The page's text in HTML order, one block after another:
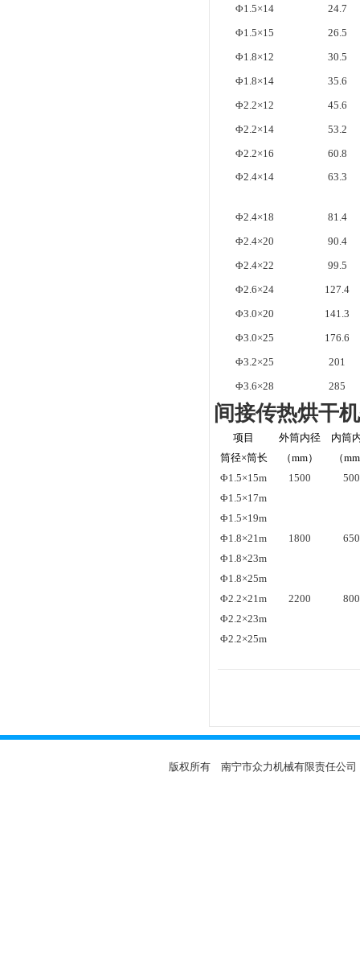
Φ1.5×14
24.7
Φ1.5×15
26.5
Φ1.8×12
30.5
Φ1.8×14
35.6
Φ2.2×12
45.6
Φ2.2×14
53.2
Φ2.2×16
60.8
Φ2.4×14
63.3
Φ2.4×18
81.4
Φ2.4×20
90.4
Φ2.4×22
99.5
Φ2.6×24
127.4
Φ3.0×20
141.3
Φ3.0×25
176.6
Φ3.2×25
201
Φ3.6×28
285
间接传热烘干
项目
筒径×筒长
外筒内径
（mm）
内筒
（
Φ1.5×15m
Φ1.5×17m
Φ1.5×19m
1500 500
Φ1.8×21m
Φ1.8×23m
Φ1.8×25m
1800 650
Φ2.2×21m
Φ2.2×23m
Φ2.2×25m
2200 800
版权所有 南宁市众力机械有限责任公司